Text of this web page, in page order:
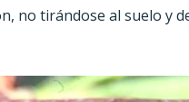
no tirándose al suelo y